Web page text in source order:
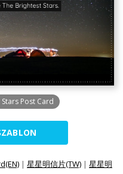
Post Card
| 星星明信片(TW) | 星星明